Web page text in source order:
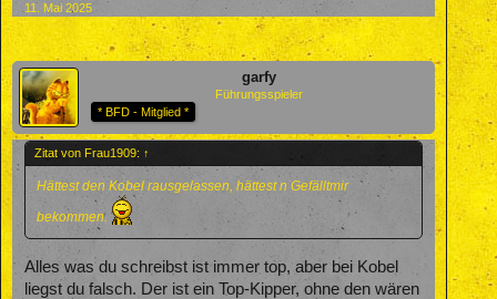
11. Mai 2025
garfy
Führungsspieler
* BFD - Mitglied *
Zitat von Frau1909: ↑
Hättest den Kobel rausgelassen, hättest n Gefälltmir
bekommen.
Alles was du schreibst ist immer top, aber bei Kobel
liegst du falsch. Der ist ein Top-Kipper, ohne den wären